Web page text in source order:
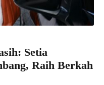
Setia
Raih Berkah